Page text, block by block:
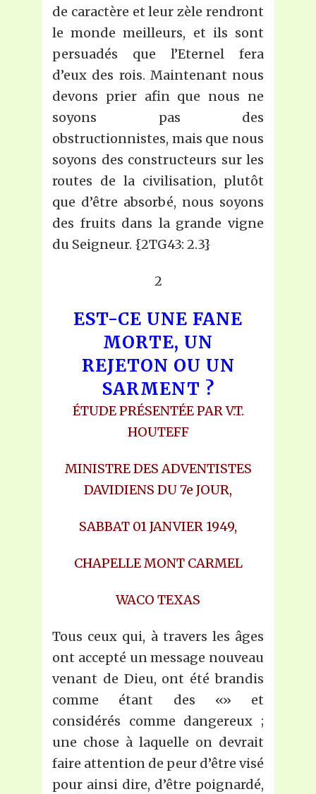
de caractère et leur zèle rendront
le monde meilleurs, et ils sont
persuadés que l’Eternel fera
d’eux des rois. Maintenant nous
devons prier afin que nous ne
soyons pas des
obstructionnistes, mais que nous
soyons des constructeurs sur les
routes de la civilisation, plutôt
que d’être absorbé, nous soyons
des fruits dans la grande vigne
du Seigneur. {2TG43: 2.3}
2
EST-CE UNE FANE
MORTE, UN
REJETON OU UN
SARMENT ?
ÉTUDE PRÉSENTÉE PAR V.T.
HOUTEFF
MINISTRE DES ADVENTISTES
DAVIDIENS DU 7e JOUR,
SABBAT 01 JANVIER 1949,
CHAPELLE MONT CARMEL
WACO TEXAS
Tous ceux qui, à travers les âges
ont accepté un message nouveau
venant de Dieu, ont été brandis
comme étant des «» et
considérés comme dangereux ;
une chose à laquelle on devrait
faire attention de peur d’être visé
pour ainsi dire, d’être poignardé,